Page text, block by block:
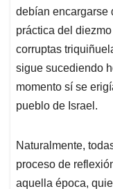
debían encargarse
práctica del
corruptas
sigue sucediendo
momento sí se
pueblo de Israel.
Naturalmente,
proceso de
aquella época,